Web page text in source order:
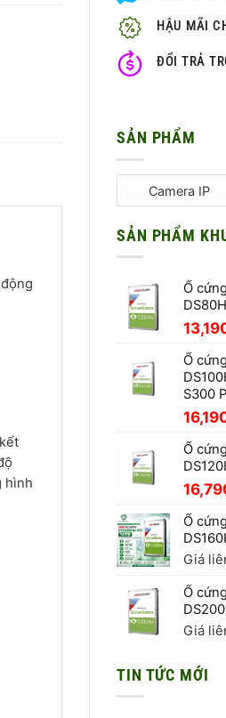
HẬU MÃI
ĐỔI TRẢ
SẢN PHẨM
SẢN PHẨM
Ổ
Ổ
S300
Ổ
Ổ
Giá
Ổ
Giá
TIN TỨC MỚI
hình